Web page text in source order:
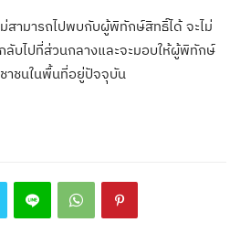
สามารถไปพบกับผู้พิทักษ์สิทธิ์ได้ จะไม่
ลับไปที่ส่วนกลางและจะมอบให้ผู้พิทักษ์
าชนในพื้นที่อยู่ปัจจุบัน